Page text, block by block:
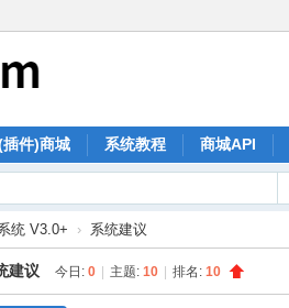
插件)商城 系统教程 商城API
统 V3.0+ › 系统建议
建议 今日:0 主题:10 排名:10